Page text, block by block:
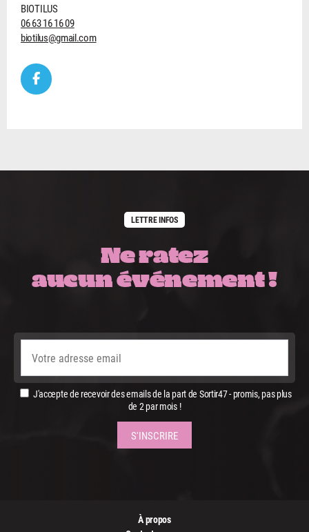
BIOTILUS
06 63 16 16 09
biotilus@gmail.com
LETTRE INFOS
Ne ratez
aucun événement !
J'accepte de recevoir des emails de la part de Sortir47 - promis, pas plus
de 2 par mois !
À propos